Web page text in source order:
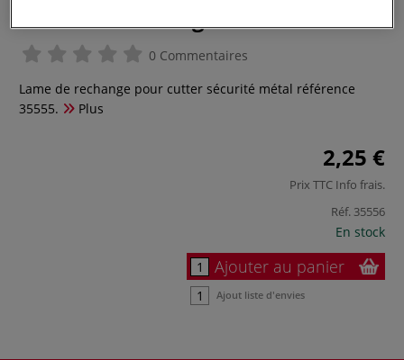
0 Commentaires
Lame de rechange pour cutter sécurité métal référence
35555.
Plus
2,25 €
Prix TTC Info frais.
Réf. 35556
En stock
Ajouter au panier
Ajout liste d'envies